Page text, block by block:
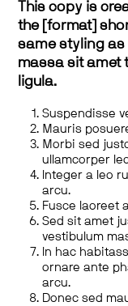
This copy is
the [format]
same styling as
massa sit amet
ligula.
Suspendisse
Mauris
Morbi sed
ullamcorper
Integer a leo
arcu.
Fusce laoreet
Sed sit amet
vestibulum
In hac
ornare ante
arcu.
Donec sed